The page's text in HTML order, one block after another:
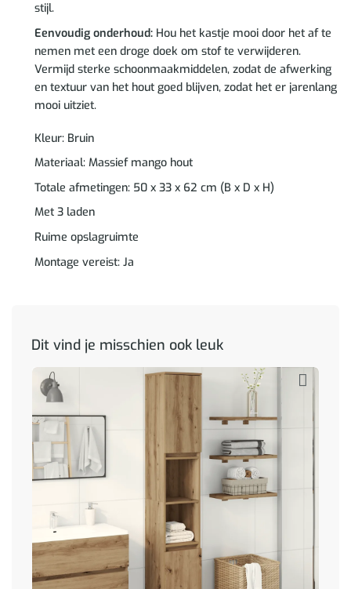
stijl.
Eenvoudig onderhoud:Hou het kastje mooi door het af te
nemen met een droge doek om stof te verwijderen.
Vermijd sterke schoonmaakmiddelen, zodat de afwerking
en textuur van het hout goed blijven, zodat het er jarenlang
mooi uitziet.
Kleur: Bruin
Materiaal: Massief mango hout
Totale afmetingen: 50 x 33 x 62 cm (B x D x H)
Met 3 laden
Ruime opslagruimte
Montage vereist: Ja
Dit vind je misschien ook leuk